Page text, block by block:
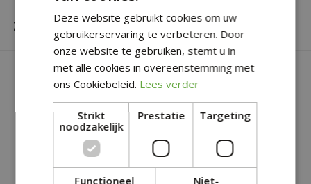
Merk DCM
SOORTGELIJKE PRODUCTEN
Deze website gebruikt cookies om uw
gebruikerservaring te verbeteren. Door
onze website te gebruiken, stemt u in
met alle cookies in overeenstemming met
ons Cookiebeleid. Lees verder
Strikt
noodzakelijk
Prestatie Targeting
Functioneel
Niet-